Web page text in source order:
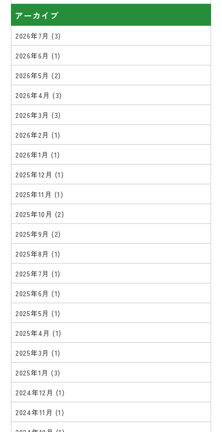
アーカイブ
2026年7月 (3)
2026年6月 (1)
2026年5月 (2)
2026年4月 (3)
2026年3月 (3)
2026年2月 (1)
2026年1月 (1)
2025年12月 (1)
2025年11月 (1)
2025年10月 (2)
2025年9月 (2)
2025年8月 (1)
2025年7月 (1)
2025年6月 (1)
2025年5月 (1)
2025年4月 (1)
2025年3月 (1)
2025年1月 (3)
2024年12月 (1)
2024年11月 (1)